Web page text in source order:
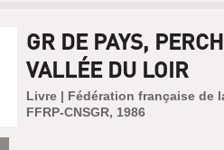
GR DE PAYS,
VALLÉE DU LOIR
Livre | Fédération française de
FFRP-CNSGR, 1986